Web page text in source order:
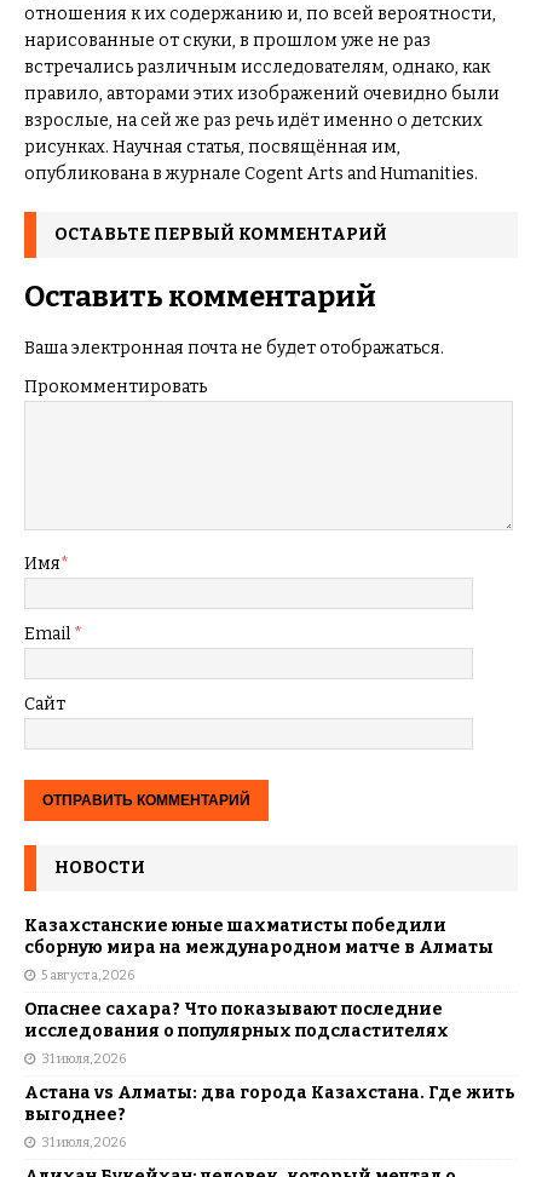
отношения к их содержанию и, по всей вероятности,
нарисованные от скуки, в прошлом уже не раз
встречались различным исследователям, однако, как
правило, авторами этих изображений очевидно были
взрослые, на сей же раз речь идёт именно о детских
рисунках. Научная статья, посвящённая им,
опубликована в журнале Cogent Arts and Humanities.
ОСТАВЬТЕ ПЕРВЫЙ КОММЕНТАРИЙ
Оставить комментарий
Ваша электронная почта не будет отображаться.
Прокомментировать
Имя*
Email *
Сайт
НОВОСТИ
Казахстанские юные шахматисты победили
сборную мира на международном матче в Алматы
5 августа, 2026
Опаснее сахара? Что показывают последние
исследования о популярных подсластителях
31 июля, 2026
Астана vs Алматы: два города Казахстана. Где жить
выгоднее?
31 июля, 2026